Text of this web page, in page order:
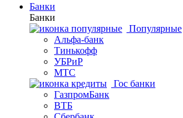
Банки
Банки
Популярные
Альфа-банк
Тинькофф
УБРиР
МТС
Гос банки
ГазпромБанк
ВТБ